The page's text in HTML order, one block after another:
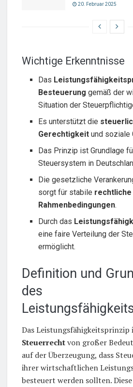
20. Februar 2025
Wichtige Erkenntnisse
Das
Besteuerung gemäß der
Situation der
Es unterstützt die
Gerechtigkeit und soziale
Das Prinzip ist Grundlage
Steuersystem in
Die gesetzliche
sorgt für stabile rechtliche
Rahmenbedingungen.
Durch das
eine faire Verteilung der
ermöglicht.
Definition und
des
Das Leistungsfähigkeitsprinzip
Steuerrechtvon großer
auf der Überzeugung, dass
ihrer wirtschaftlichen
besteuert werden sollten.